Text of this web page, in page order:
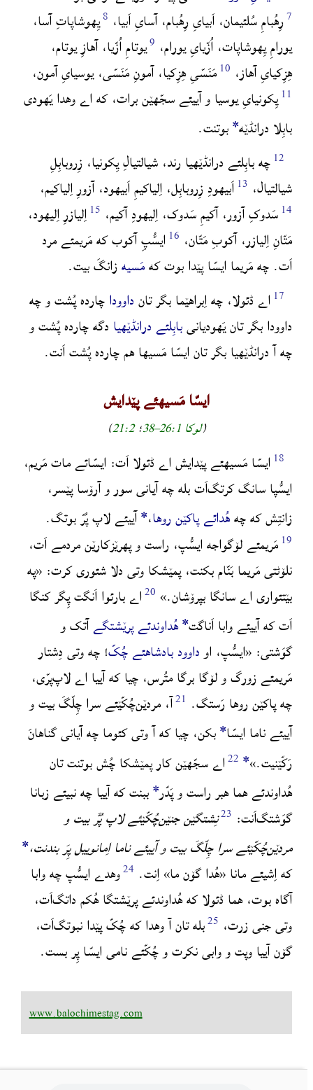
رِهُبامِ سُلئیمان، اَبیایِ رِهُبام، آسایِ اَبیا، یِهوشاپاتِ آسا،
یورامِ یِهوشاپات، اُزّیایِ یورام، یوتامِ اُزّیا، آهازِ یوتام،
هِزِکیایِ آهاز،
مَنَسّیِ هِزِکیا، آمونِ مَنَسّی، یوسیایِ آمون،
یِکونیایِ یوسیا و آییئے سجّهێن برات، که اے وهدا یَهودی
بابِلا درانڈێه*بوتنت.
چه بابِلئے درانڈێهیا رند، شیالتیالِ یِکونیا، زِروبابِلِ
شیالتیال،
اَبیهودِ زِروبابِل، اِلیاکیمِ اَبیهود، آزورِ اِلیاکیم،
سَدوکِ آزور، آکیمِ سَدوک، اِلیهودِ آکیم،
اِلیازرِ اِلیهود،
مَتّانِ اِلیازر، آکوبِ مَتّان،
ایسُّپِ آکوب که مَریمئے مرد
اَت. چه مَریما ایسّا پێدا بوت کهمَسیهزانگَ بیت.
اے ڈئولا، چه اِبراهێما بگر تانداووداچارده پُشت و چه
داوودا بگر تان یَهودیانیبابِلئے درانڈێهیا دگه چارده پُشت و
چه آ درانڈێهیا بگر تان ایسّا مَسیها هم چارده پُشت اَنت.
ایسّا مَسیهئے پێدایش
(لوکا 1‏:26‏–38 ؛2‏:21
)
ایسّا مَسیهئے پێدایش اے ڈئولا اَت: ایسّائے مات مَریم،
ایسُّپا سانگ کرتگ‌اَت بله چه آیانی سور و آرۆسا پێسر،
زانتِش که چههُدائے پاکێن روها،*آییئے لاپ پُرّ بوتگ.
مَریمئے لۆگواجه ایسُّپ، راست و پهرێزکارێن مردمے اَت،
نلۆٹتی مَریما بَنّام بکنت، پمێشکا وتی دلا شئوری کرت: «په
بێتئواری اے سانگا بپرۆشان.»
اے بارئوا اَنگت پِگر کنگا
اَت که آییئے وابا اَناگت*هُداوندئےپرێشتگےآتک و
گوَشتی: «ایسُّپ، اوداوود بادشاهئے چُکّ! چه وتی دِشتار
مَریمئے زورگ و لۆگا برگا متُرس، چیا که آییا اے لاپ‌پرّی،
چه پاکێن روها رَستگ.
آ، مردێن‌چُکّێئے سرا چِلّگَ بیت و
آییئے ناما ایسّا*بکن، چیا که آ وتی کئوما چه آیانی گناهانَ
رَکّێنیت.»*
اے سجّهێن کار پمێشکا چُش بوتنت تان
هُداوندئے هما هبر راست و پَدّر*ببنت که آییا چه نبیئے زبانا
گوَشتگ‌اَنت:
نِشتگێن جنێن‌چُکّێئے لاپ پُرَّ بیت و
مردێن‌چُکّێئے سرا چِلّگَ بیت و آییئے ناما اِمانوییل پِرَ بندنت،*
که اِشیئے مانا «هُدا گۆن ما» اِنت.
وهدے ایسُّپ چه وابا
آگاه بوت، هما ڈئولا که هُداوندئے پرێشتگا هُکم داتگ‌اَت،
وتی جنی زرت،
بله تان آ وهدا که چُکّ پێدا نبوتگ‌اَت،
گۆن آییا وپت و وابی نکرت و چُکّئے نامی ایسّا پِر بست.
www.balochimestag.com